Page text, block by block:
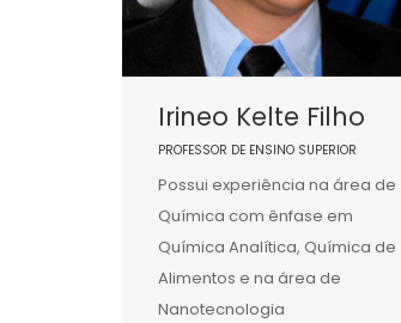
Irineo Kelte Filho
PROFESSOR DE ENSINO SUPERIOR
Possui experiência na área de
Química com ênfase em
Química Analítica, Química de
Alimentos e na área de
Nanotecnologia